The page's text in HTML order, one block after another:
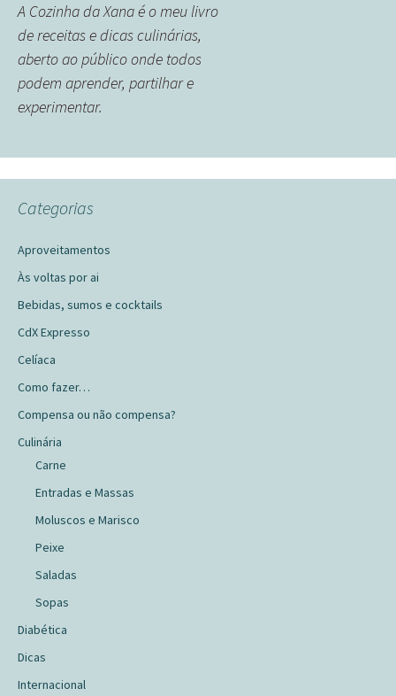
A Cozinha da Xana é o meu livro
de receitas e dicas culinárias,
aberto ao público onde todos
podem aprender, partilhar e
experimentar.
Categorias
Aproveitamentos
Às voltas por ai
Bebidas, sumos e cocktails
CdX Expresso
Celíaca
Como fazer…
Compensa ou não compensa?
Culinária
Carne
Entradas e Massas
Moluscos e Marisco
Peixe
Saladas
Sopas
Diabética
Dicas
Internacional